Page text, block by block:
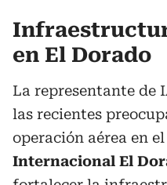
en El Dorado
La representante de
las recientes
operación aérea en
Internacional El